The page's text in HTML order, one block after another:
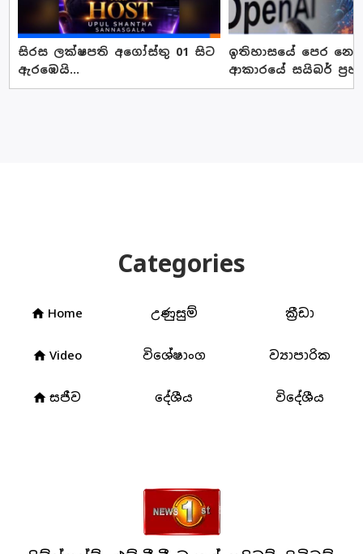
සිරස ලක්ෂපති අගෝස්තු 01 සිට
ඇරඹෙයි...
ඉතිහාසයේ පෙර
ආකාරයේ සයිබර්
Categories
home Home උණුසුම් ක්‍රීඩා
home Video විශේෂාංග ව්‍යාපාරික
home සජීව දේශීය විදේශීය